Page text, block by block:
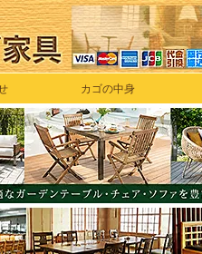
カゴの中身